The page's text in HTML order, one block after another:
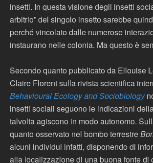
insetti. In questa visione degli insetti
arbitrio” del singolo insetto sarebbe
perché vincolato dalle numerose
instaurano nelle colonia. Ma questo è
Secondo quanto pubblicato da Ellouise
Claire Florent sulla rivista scientifica
Behavioural Ecology and Sociobiology
insetti sociali seguono le indicazioni
talvolta agiscono in modo autonomo.
quanto osservato nel bombo terrestre
alcuni individui infatti, disponendo di
alla localizzazione di una buona fonte di